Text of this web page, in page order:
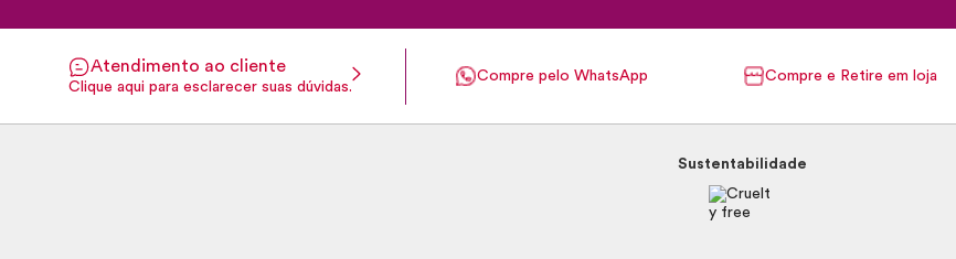
Atendimento ao cliente
Clique aqui para esclarecer suas dúvidas.
Compre pelo WhatsApp Compre e Retire em loja
Sustentabilidade